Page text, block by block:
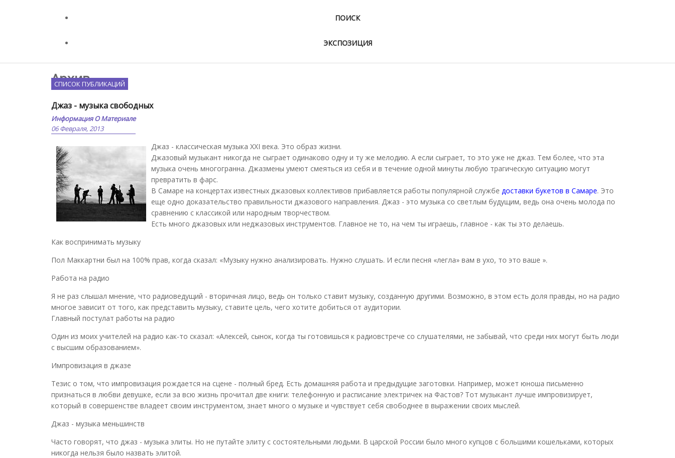
ПОИСК
ЭКСПОЗИЦИЯ
Архив
СПИСОК ПУБЛИКАЦИЙ
Джаз - музыка свободных
Информация О Материале
06 Февраля, 2013
Джаз - классическая музыка XXI века. Это образ жизни.
Джазовый музыкант никогда не сыграет одинаково одну и ту же мелодию. А если сыграет, то это уже не джаз. Тем более, что эта
музыка очень многогранна. Джазмены умеют смеяться из себя и в течение одной минуты любую трагическую ситуацию могут
превратить в фарс.
В Самаре на концертах известных джазовых коллективов прибавляется работы популярной службе доставки букетов в Самаре. Это
еще одно доказательство правильности джазового направления. Джаз - это музыка со светлым будущим, ведь она очень молода по
сравнению с классикой или народным творчеством.
Есть много джазовых или неджазовых инструментов. Главное не то, на чем ты играешь, главное - как ты это делаешь.
Как воспринимать музыку
Пол Маккартни был на 100% прав, когда сказал: «Музыку нужно анализировать. Нужно слушать. И если песня «легла» вам в ухо, то это ваше ».
Работа на радио
Я не раз слышал мнение, что радиоведущий - вторичная лицо, ведь он только ставит музыку, созданную другими. Возможно, в этом есть доля правды, но на радио
многое зависит от того, как представить музыку, ставите цель, чего хотите добиться от аудитории.
Главный постулат работы на радио
Один из моих учителей на радио как-то сказал: «Алексей, сынок, когда ты готовишься к радиовстрече со слушателями, не забывай, что среди них могут быть люди
с высшим образованием».
Импровизация в джазе
Тезис о том, что импровизация рождается на сцене - полный бред. Есть домашняя работа и предыдущие заготовки. Например, может юноша письменно
признаться в любви девушке, если за всю жизнь прочитал две книги: телефонную и расписание электричек на Фастов? Тот музыкант лучше импровизирует,
который в совершенстве владеет своим инструментом, знает много о музыке и чувствует себя свободнее в выражении своих мыслей.
Джаз - музыка меньшинств
Часто говорят, что джаз - музыка элиты. Но не путайте элиту с состоятельными людьми. В царской России было много купцов с большими кошельками, которых
никогда нельзя было назвать элитой.